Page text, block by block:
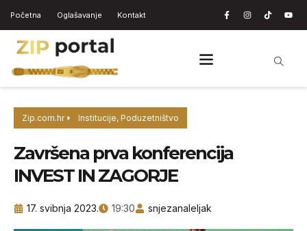
Početna Oglašavanje Kontakt
Zip.com.hr Institucije, Poduzetništvo
Završena prva konferencija
INVEST IN ZAGORJE
17. svibnja 2023. 19:30 snjezanaleljak